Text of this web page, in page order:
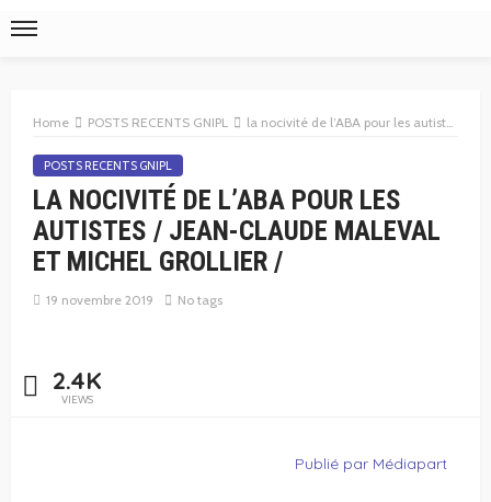
Home POSTS RECENTS GNIPL la nocivité de l’ABA pour les autistes / Jean-Claude Maleval et Michel Grollier /
POSTS RECENTS GNIPL
LA NOCIVITÉ DE L’ABA POUR LES
AUTISTES / JEAN-CLAUDE MALEVAL
ET MICHEL GROLLIER /
19 novembre 2019 No tags
2.4K
VIEWS
Publié par Médiapart